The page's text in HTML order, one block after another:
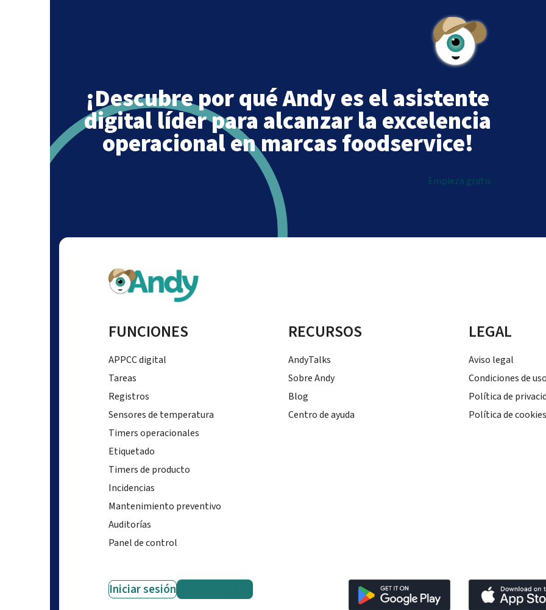
¡Descubre por qué Andy es el asistente
digital líder para alcanzar la excelencia
operacional en marcas foodservice!
Empieza gratis
FUNCIONES
APPCC digital
Tareas
Registros
Sensores de temperatura
Timers operacionales
Etiquetado
Timers de producto
Incidencias
Mantenimiento preventivo
Auditorías
Panel de control
RECURSOS
AndyTalks
Sobre Andy
Blog
Centro de ayuda
LEGAL
Aviso legal
Condiciones de uso
Política de
Política de cookies
Iniciar sesión